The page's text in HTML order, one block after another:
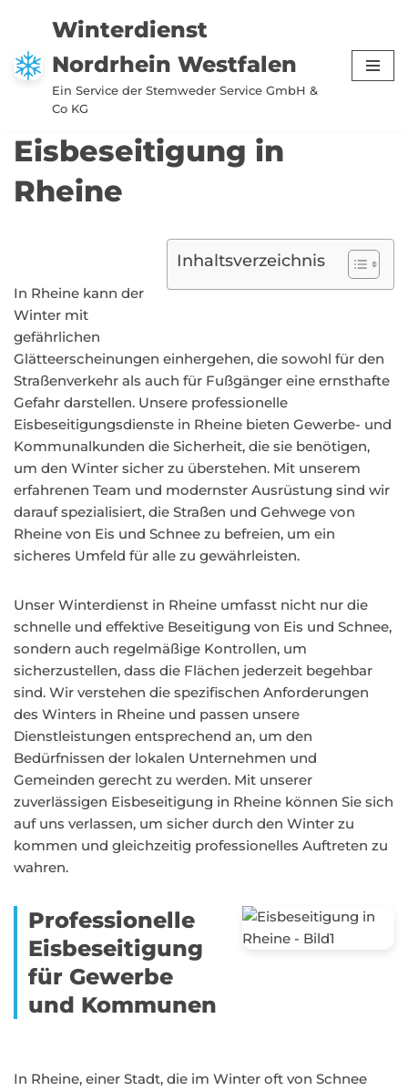
Zum
Inhalt
springen
Winterdienst
Nordrhein Westfalen
Ein Service der Stemweder Service GmbH &
Co KG
Eisbeseitigung in
Rheine
Inhaltsverzeichnis
In Rheine kann der
Winter mit
gefährlichen
Glätteerscheinungen einhergehen, die sowohl für den
Straßenverkehr als auch für Fußgänger eine ernsthafte
Gefahr darstellen. Unsere professionelle
Eisbeseitigungsdienste in Rheine bieten Gewerbe- und
Kommunalkunden die Sicherheit, die sie benötigen,
um den Winter sicher zu überstehen. Mit unserem
erfahrenen Team und modernster Ausrüstung sind wir
darauf spezialisiert, die Straßen und Gehwege von
Rheine von Eis und Schnee zu befreien, um ein
sicheres Umfeld für alle zu gewährleisten.
Unser Winterdienst in Rheine umfasst nicht nur die
schnelle und effektive Beseitigung von Eis und Schnee,
sondern auch regelmäßige Kontrollen, um
sicherzustellen, dass die Flächen jederzeit begehbar
sind. Wir verstehen die spezifischen Anforderungen
des Winters in Rheine und passen unsere
Dienstleistungen entsprechend an, um den
Bedürfnissen der lokalen Unternehmen und
Gemeinden gerecht zu werden. Mit unserer
zuverlässigen Eisbeseitigung in Rheine können Sie sich
auf uns verlassen, um sicher durch den Winter zu
kommen und gleichzeitig professionelles Auftreten zu
wahren.
Professionelle
Eisbeseitigung
für Gewerbe
und Kommunen
In Rheine, einer Stadt, die im Winter oft von Schnee